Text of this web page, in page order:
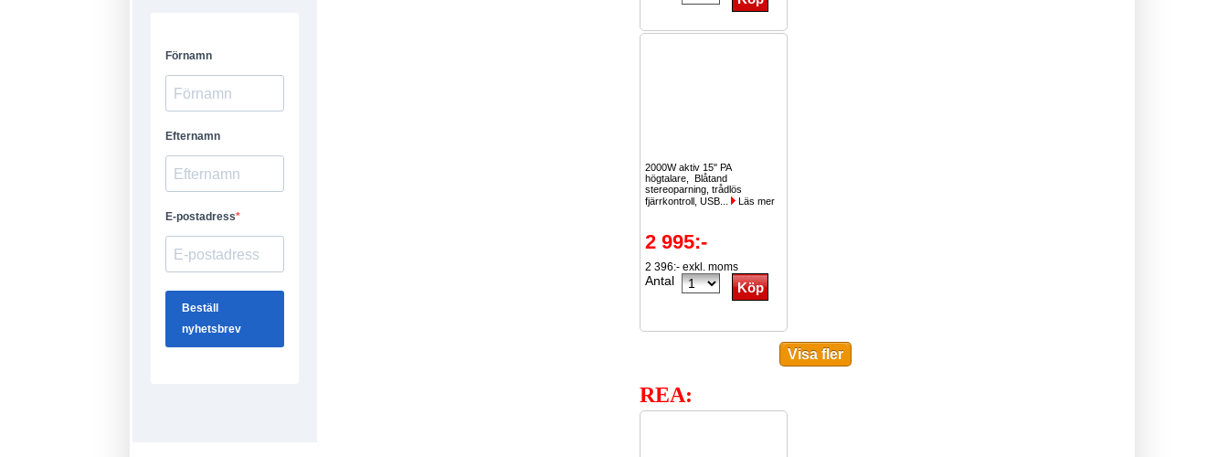
2000W aktiv 15" PA
högtalare, Blåtand
stereoparning, trådlös
fjärrkontroll, USB...
Läs mer
2 995:-
2 396:- exkl. moms
Antal
REA: